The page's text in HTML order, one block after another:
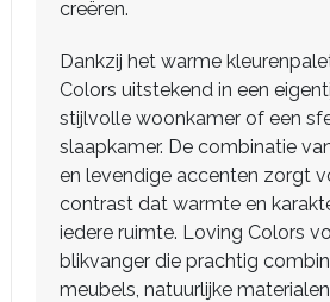
creëren.
Dankzij het warme
Colors uitstekend in een
stijlvolle woonkamer of een
slaapkamer. De combinatie
en levendige accenten zorgt
contrast dat warmte en
iedere ruimte. Loving Colors
blikvanger die prachtig
meubels, natuurlijke